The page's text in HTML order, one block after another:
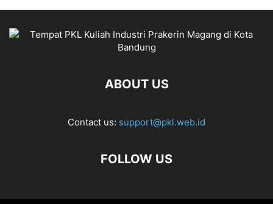
ABOUT US
Contact us: support@pkl.web.id
FOLLOW US